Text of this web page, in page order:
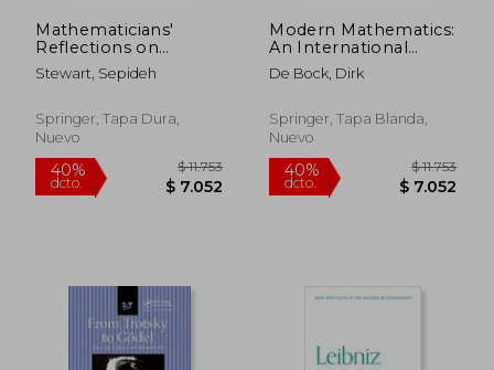
dcto. $ 4.514 dcto. $
Mathematicians'
Reflections on
Teaching: A
Symbiosis with
Education Theories
(en Inglés)
Stewart, Sepideh
Springer, Tapa Dura,
Nuevo
Modern Mathematics:
An International
Movement? (en
Inglés)
De Bock, Dirk
Springer, Tapa Blanda,
Nuevo